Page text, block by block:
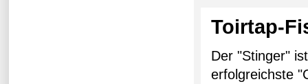
Toirtap-
Der "Stinger"
erfolgreichste